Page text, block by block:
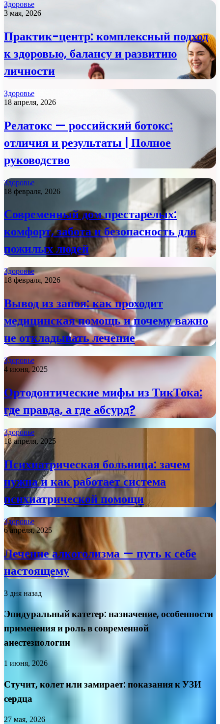
Здоровье
3 мая, 2026
Практик-центр: комплексный подход
к здоровью, балансу и развитию
личности
Здоровье
18 апреля, 2026
Релатокс — российский ботокс:
отличия и результаты | Полное
руководство
Здоровье
18 февраля, 2026
Современный дом престарелых:
комфорт, забота и безопасность для
пожилых людей
Здоровье
18 февраля, 2026
Вывод из запоя: как проходит
медицинская помощь и почему важно
не откладывать лечение
Здоровье
4 июня, 2025
Ортодонтические мифы из ТикТока:
где правда, а где абсурд?
Здоровье
18 апреля, 2025
Психиатрическая больница: зачем
нужна и как работает система
психиатрической помощи
Здоровье
6 апреля, 2025
Лечение алкоголизма — путь к себе
настоящему
3 дня назад
Эпидуральный катетер: назначение, особенности
применения и роль в современной
анестезиологии
1 июня, 2026
Стучит, колет или замирает: показания к УЗИ
сердца
27 мая, 2026